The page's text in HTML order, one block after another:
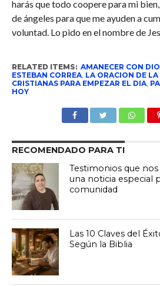
harás que todo coopere para mi
de ángeles para que me ayuden a
voluntad. Lo pido en el nombre de
RELATED ITEMS: AMANECER CON
ESTEBAN CORREA, LA ORACION DE
CRISTIANAS PARA EMPEZAR EL DIA,
HOY
RECOMENDADO PARA TI
Testimonios que
una noticia especial
comunidad
Las 10 Claves del
Según la Biblia